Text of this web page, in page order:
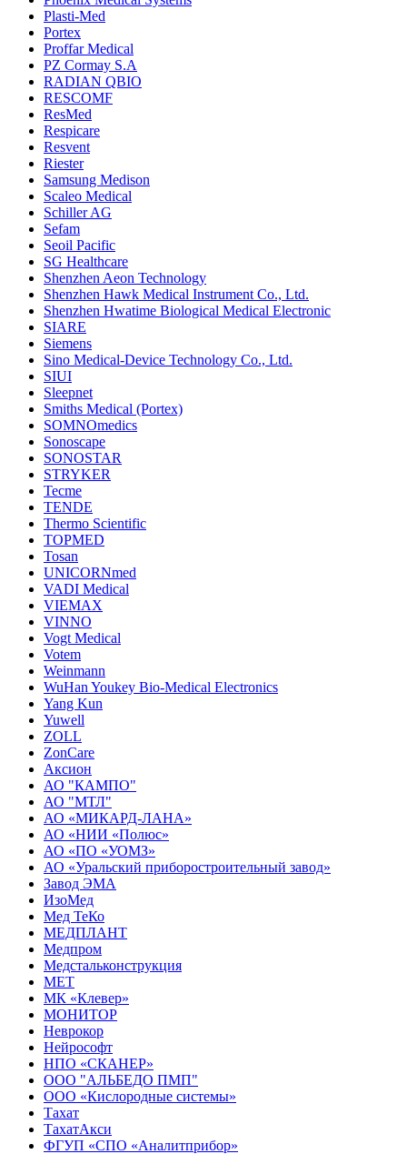
Plasti-Med
Portex
Proffar Medical
PZ Cormay S.A
RADIAN QBIO
RESCOMF
ResMed
Respicare
Resvent
Riester
Samsung Medison
Scaleo Medical
Schiller AG
Sefam
Seoil Pacific
SG Healthcare
Shenzhen Aeon Technology
Shenzhen Hawk Medical Instrument Co., Ltd.
Shenzhen Hwatime Biological Medical Electronic
SIARE
Siemens
Sino Medical-Device Technology Co., Ltd.
SIUI
Sleepnet
Smiths Medical (Portex)
SOMNOmedics
Sonoscape
SONOSTAR
STRYKER
Tecme
TENDE
Thermo Scientific
TOPMED
Tosan
UNICORNmed
VADI Medical
VIEMAX
VINNO
Vogt Medical
Votem
Weinmann
WuHan Youkey Bio-Medical Electronics
Yang Kun
Yuwell
ZOLL
ZonCare
Аксион
АО "КАМПО"
АО "МТЛ"
АО «МИКАРД-ЛАНА»
АО «НИИ «Полюс»
АО «ПО «УОМЗ»
АО «Уральский приборостроительный завод»
Завод ЭМА
ИзоМед
Мед ТеКо
МЕДПЛАНТ
Медпром
Медстальконструкция
МЕТ
МК «Клевер»
МОНИТОР
Неврокор
Нейрософт
НПО «СКАНЕР»
ООО "АЛЬБЕДО ПМП"
ООО «Кислородные системы»
Тахат
ТахатАкси
ФГУП «СПО «Аналитприбор»